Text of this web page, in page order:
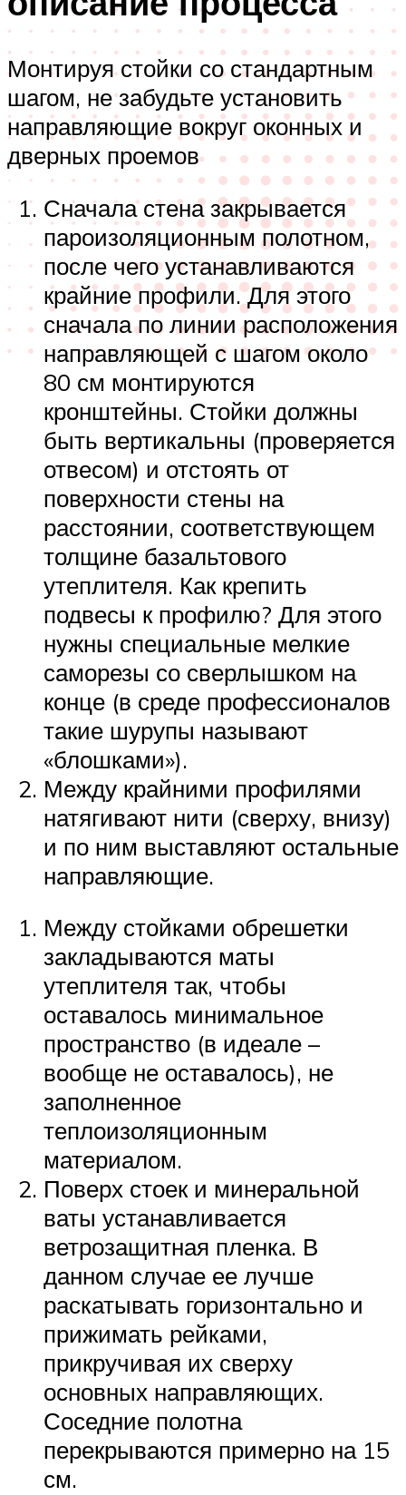
Монтируя стойки со стандартным
шагом, не забудьте установить
направляющие вокруг оконных и
дверных проемов
Сначала стена закрывается
пароизоляционным полотном,
после чего устанавливаются
крайние профили. Для этого
сначала по линии расположения
направляющей с шагом около
80 см монтируются
кронштейны. Стойки должны
быть вертикальны (проверяется
отвесом) и отстоять от
поверхности стены на
расстоянии, соответствующем
толщине базальтового
утеплителя. Как крепить
подвесы к профилю? Для этого
нужны специальные мелкие
саморезы со сверлышком на
конце (в среде профессионалов
такие шурупы называют
«блошками»).
Между крайними профилями
натягивают нити (сверху, внизу)
и по ним выставляют остальные
направляющие.
Между стойками обрешетки
закладываются маты
утеплителя так, чтобы
оставалось минимальное
пространство (в идеале –
вообще не оставалось), не
заполненное
теплоизоляционным
материалом.
Поверх стоек и минеральной
ваты устанавливается
ветрозащитная пленка. В
данном случае ее лучше
раскатывать горизонтально и
прижимать рейками,
прикручивая их сверху
основных направляющих.
Соседние полотна
перекрываются примерно на 15
см.